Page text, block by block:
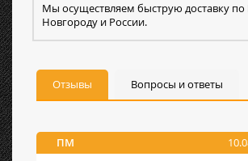
Мы осуществляем быструю доставку
Новгороду и России.
Отзывы Вопросы и ответы
ПМ